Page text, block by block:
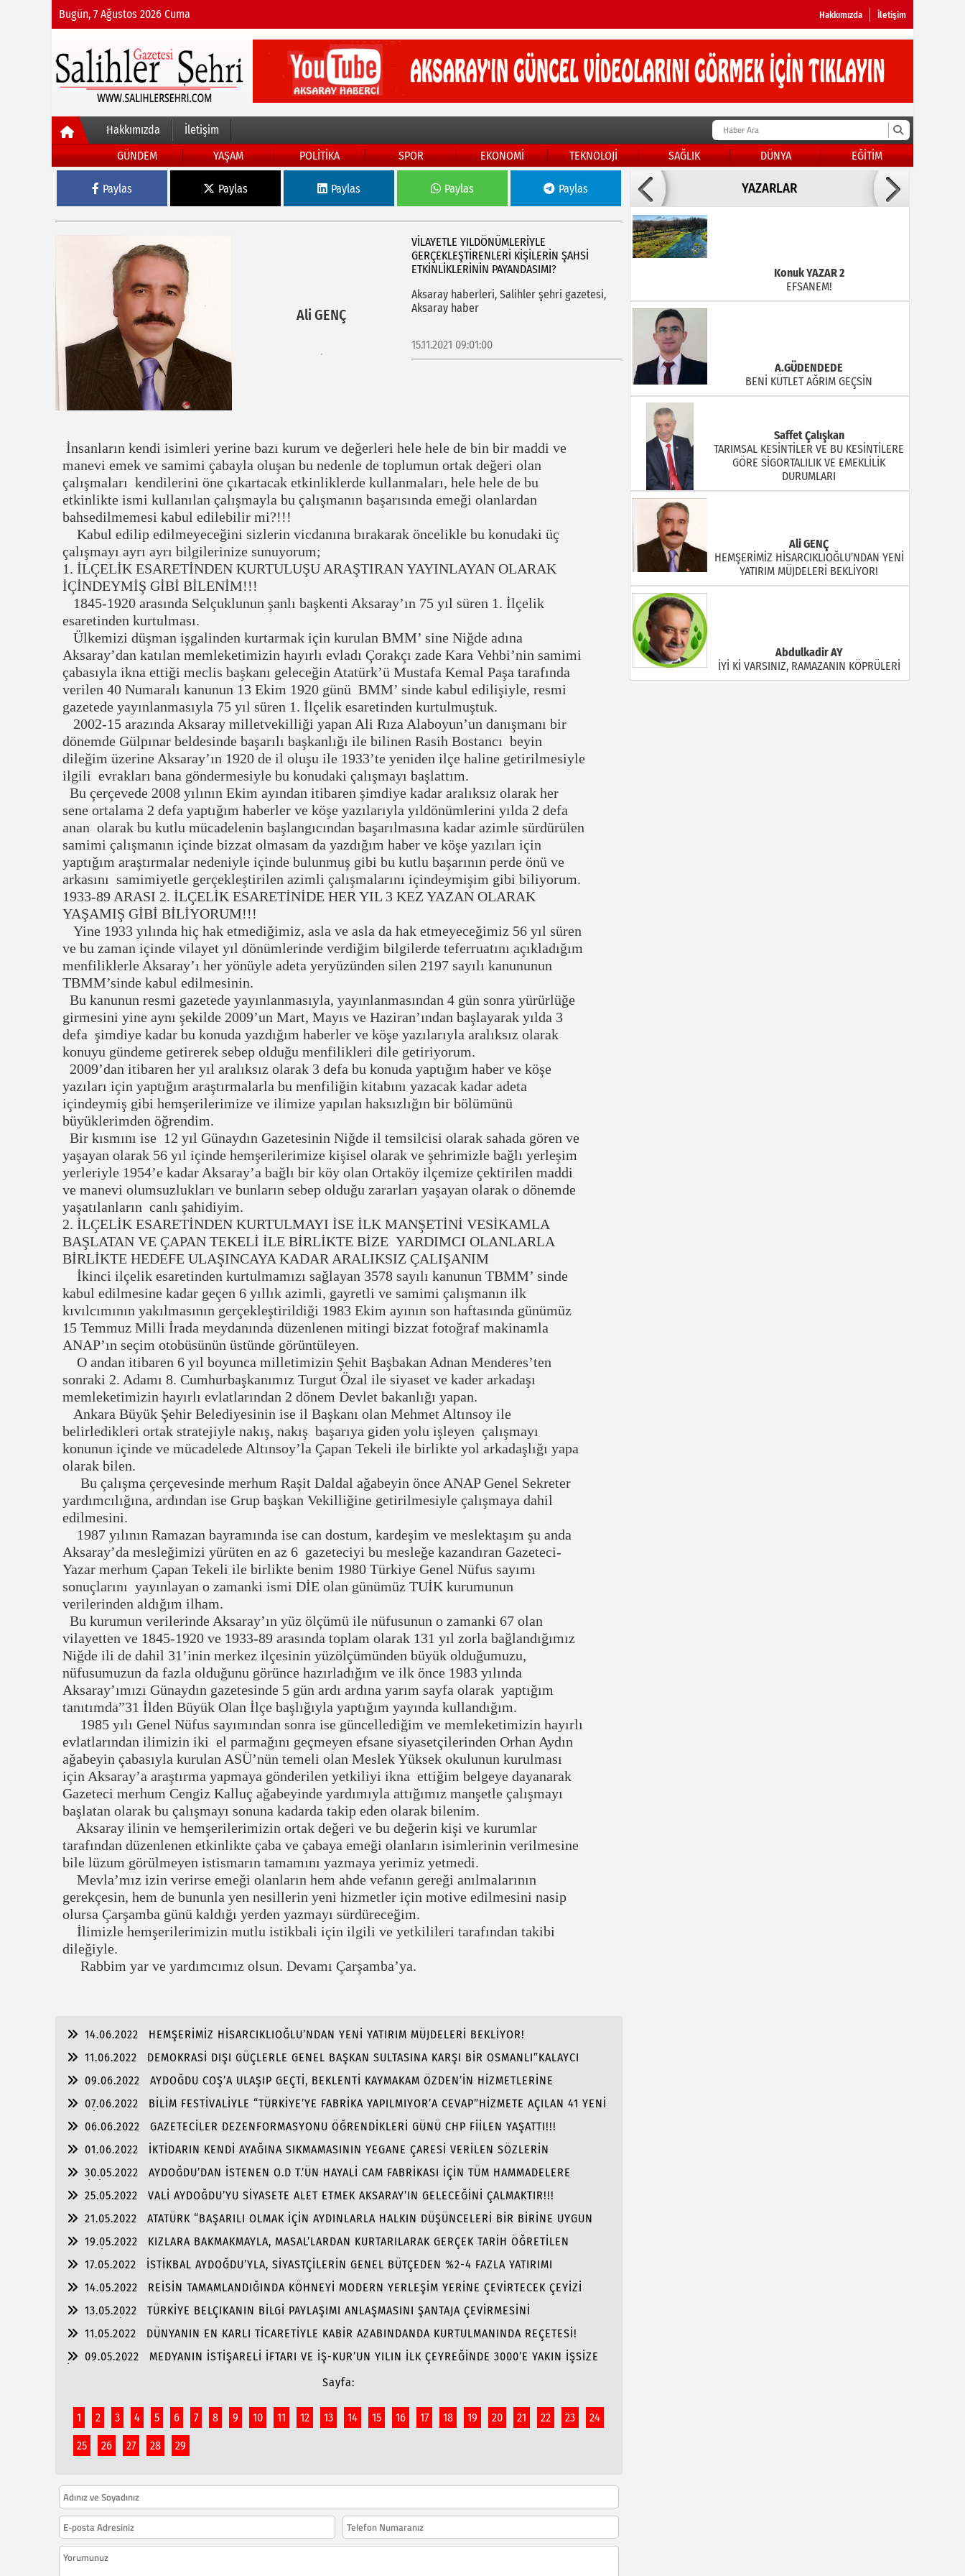
Bugün, 7 Ağustos 2026 Cuma Hakkımızda İletişim
Hakkımızda
İletişim
GÜNDEM
YAŞAM POLİTİKA SPOR EKONOMİ TEKNOLOJİ SAĞLIK DÜNYA EĞİTİM
Paylas Paylas Paylas Paylas Paylas
Ali GENÇ
VİLAYETLE YILDÖNÜMLERİYLE
GERÇEKLEŞTİRENLERİ KİŞİLERİN ŞAHSİ
ETKİNLİKLERİNİN PAYANDASIMI?
Aksaray haberleri, Salihler şehri gazetesi,
Aksaray haber
15.11.2021 09:01:00
İnsanların kendi isimleri yerine bazı kurum ve değerleri hele hele de bin bir maddi ve
manevi emek ve samimi çabayla oluşan bu nedenle de toplumun ortak değeri olan
çalışmaları kendilerini öne çıkartacak etkinliklerde kullanmaları, hele hele de bu
etkinlikte ismi kullanılan çalışmayla bu çalışmanın başarısında emeği olanlardan
bahsedilmemesi kabul edilebilir mi?!!!
Kabul edilip edilmeyeceğini sizlerin vicdanına bırakarak öncelikle bu konudaki üç
çalışmayı ayrı ayrı bilgilerinize sunuyorum;
1. İLÇELİK ESARETİNDEN KURTULUŞU ARAŞTIRAN YAYINLAYAN OLARAK
İÇİNDEYMİŞ GİBİ BİLENİM!!!
1845-1920 arasında Selçuklunun şanlı başkenti Aksaray’ın 75 yıl süren 1. İlçelik
esaretinden kurtulması.
Ülkemizi düşman işgalinden kurtarmak için kurulan BMM’ sine Niğde adına
Aksaray’dan katılan memleketimizin hayırlı evladı Çorakçı zade Kara Vehbi’nin samimi
çabasıyla ikna ettiği meclis başkanı geleceğin Atatürk’ü Mustafa Kemal Paşa tarafında
verilen 40 Numaralı kanunun 13 Ekim 1920 günü BMM’ sinde kabul edilişiyle, resmi
gazetede yayınlanmasıyla 75 yıl süren 1. İlçelik esaretinden kurtulmuştuk.
2002-15 arazında Aksaray milletvekilliği yapan Ali Rıza Alaboyun’un danışmanı bir
dönemde Gülpınar beldesinde başarılı başkanlığı ile bilinen Rasih Bostancı beyin
dileğim üzerine Aksaray’ın 1920 de il oluşu ile 1933’te yeniden ilçe haline getirilmesiyle
ilgili evrakları bana göndermesiyle bu konudaki çalışmayı başlattım.
Bu çerçevede 2008 yılının Ekim ayından itibaren şimdiye kadar aralıksız olarak her
sene ortalama 2 defa yaptığım haberler ve köşe yazılarıyla yıldönümlerini yılda 2 defa
anan olarak bu kutlu mücadelenin başlangıcından başarılmasına kadar azimle sürdürülen
samimi çalışmanın içinde bizzat olmasam da yazdığım haber ve köşe yazıları için
yaptığım araştırmalar nedeniyle içinde bulunmuş gibi bu kutlu başarının perde önü ve
arkasını samimiyetle gerçekleştirilen azimli çalışmalarını içindeymişim gibi biliyorum.
1933-89 ARASI 2. İLÇELİK ESARETİNİDE HER YIL 3 KEZ YAZAN OLARAK
YAŞAMIŞ GİBİ BİLİYORUM!!!
Yine 1933 yılında hiç hak etmediğimiz, asla ve asla da hak etmeyeceğimiz 56 yıl süren
ve bu zaman içinde vilayet yıl dönümlerinde verdiğim bilgilerde teferruatını açıkladığım
menfiliklerle Aksaray’ı her yönüyle adeta yeryüzünden silen 2197 sayılı kanununun
TBMM’sinde kabul edilmesinin.
Bu kanunun resmi gazetede yayınlanmasıyla, yayınlanmasından 4 gün sonra yürürlüğe
girmesini yine aynı şekilde 2009’un Mart, Mayıs ve Haziran’ından başlayarak yılda 3
defa şimdiye kadar bu konuda yazdığım haberler ve köşe yazılarıyla aralıksız olarak
konuyu gündeme getirerek sebep olduğu menfilikleri dile getiriyorum.
2009’dan itibaren her yıl aralıksız olarak 3 defa bu konuda yaptığım haber ve köşe
yazıları için yaptığım araştırmalarla bu menfiliğin kitabını yazacak kadar adeta
içindeymiş gibi hemşerilerimize ve ilimize yapılan haksızlığın bir bölümünü
büyüklerimden öğrendim.
Bir kısmını ise 12 yıl Günaydın Gazetesinin Niğde il temsilcisi olarak sahada gören ve
yaşayan olarak 56 yıl içinde hemşerilerimize kişisel olarak ve şehrimizle bağlı yerleşim
yerleriyle 1954’e kadar Aksaray’a bağlı bir köy olan Ortaköy ilçemize çektirilen maddi
ve manevi olumsuzlukları ve bunların sebep olduğu zararları yaşayan olarak o dönemde
yaşatılanların canlı şahidiyim.
2. İLÇELİK ESARETİNDEN KURTULMAYI İSE İLK MANŞETİNİ VESİKAMLA
BAŞLATAN VE ÇAPAN TEKELİ İLE BİRLİKTE BİZE YARDIMCI OLANLARLA
BİRLİKTE HEDEFE ULAŞINCAYA KADAR ARALIKSIZ ÇALIŞANIM
İkinci ilçelik esaretinden kurtulmamızı sağlayan 3578 sayılı kanunun TBMM’ sinde
kabul edilmesine kadar geçen 6 yıllık azimli, gayretli ve samimi çalışmanın ilk
kıvılcımının yakılmasının gerçekleştirildiği 1983 Ekim ayının son haftasında günümüz
15 Temmuz Milli İrada meydanında düzenlenen mitingi bizzat fotoğraf makinamla
ANAP’ın seçim otobüsünün üstünde görüntüleyen.
O andan itibaren 6 yıl boyunca milletimizin Şehit Başbakan Adnan Menderes’ten
sonraki 2. Adamı 8. Cumhurbaşkanımız Turgut Özal ile siyaset ve kader arkadaşı
memleketimizin hayırlı evlatlarından 2 dönem Devlet bakanlığı yapan.
Ankara Büyük Şehir Belediyesinin ise il Başkanı olan Mehmet Altınsoy ile
belirledikleri ortak stratejiyle nakış, nakış başarıya giden yolu işleyen çalışmayı
konunun içinde ve mücadelede Altınsoy’la Çapan Tekeli ile birlikte yol arkadaşlığı yapa
olarak bilen.
Bu çalışma çerçevesinde merhum Raşit Daldal ağabeyin önce ANAP Genel Sekreter
yardımcılığına, ardından ise Grup başkan Vekilliğine getirilmesiyle çalışmaya dahil
edilmesini.
1987 yılının Ramazan bayramında ise can dostum, kardeşim ve meslektaşım şu anda
Aksaray’da mesleğimizi yürüten en az 6 gazeteciyi bu mesleğe kazandıran Gazeteci-
Yazar merhum Çapan Tekeli ile birlikte benim 1980 Türkiye Genel Nüfus sayımı
sonuçlarını yayınlayan o zamanki ismi DİE olan günümüz TUİK kurumunun
verilerinden aldığım ilham.
Bu kurumun verilerinde Aksaray’ın yüz ölçümü ile nüfusunun o zamanki 67 olan
vilayetten ve 1845-1920 ve 1933-89 arasında toplam olarak 131 yıl zorla bağlandığımız
Niğde ili de dahil 31’inin merkez ilçesinin yüzölçümünden büyük olduğumuzu,
nüfusumuzun da fazla olduğunu görünce hazırladığım ve ilk önce 1983 yılında
Aksaray’ımızı Günaydın gazetesinde 5 gün ardı ardına yarım sayfa olarak yaptığım
tanıtımda”31 İlden Büyük Olan İlçe başlığıyla yaptığım yayında kullandığım.
1985 yılı Genel Nüfus sayımından sonra ise güncellediğim ve memleketimizin hayırlı
evlatlarından ilimizin iki el parmağını geçmeyen efsane siyasetçilerinden Orhan Aydın
ağabeyin çabasıyla kurulan ASÜ’nün temeli olan Meslek Yüksek okulunun kurulması
için Aksaray’a araştırma yapmaya gönderilen yetkiliyi ikna ettiğim belgeye dayanarak
Gazeteci merhum Cengiz Kalluç ağabeyinde yardımıyla attığımız manşetle çalışmayı
başlatan olarak bu çalışmayı sonuna kadarda takip eden olarak bilenim.
Aksaray ilinin ve hemşerilerimizin ortak değeri ve bu değerin kişi ve kurumlar
tarafından düzenlenen etkinlikte çaba ve çabaya emeği olanların isimlerinin verilmesine
bile lüzum görülmeyen istismarın tamamını yazmaya yerimiz yetmedi.
Mevla’mız izin verirse emeği olanların hem ahde vefanın gereği anılmalarının
gerekçesin, hem de bununla yen nesillerin yeni hizmetler için motive edilmesini nasip
olursa Çarşamba günü kaldığı yerden yazmayı sürdüreceğim.
İlimizle hemşerilerimizin mutlu istikbali için ilgili ve yetkilileri tarafından takibi
dileğiyle.
Rabbim yar ve yardımcımız olsun. Devamı Çarşamba’ya.
14.06.2022
HEMŞERİMİZ HİSARCIKLIOĞLU’NDAN YENİ YATIRIM MÜJDELERİ BEKLİYOR!
11.06.2022
DEMOKRASİ DIŞI GÜÇLERLE GENEL BAŞKAN SULTASINA KARŞI BİR OSMANLI”KALAYCI
09.06.2022
AYDOĞDU COŞ’A ULAŞIP GEÇTİ, BEKLENTİ KAYMAKAM ÖZDEN’İN HİZMETLERİNE
07.06.2022
BİLİM FESTİVALİYLE “TÜRKİYE’YE FABRİKA YAPILMIYOR’A CEVAP”HİZMETE AÇILAN 41 YENİ
06.06.2022
GAZETECİLER DEZENFORMASYONU ÖĞRENDİKLERİ GÜNÜ CHP FİİLEN YAŞATTI!!!
01.06.2022
İKTİDARIN KENDİ AYAĞINA SIKMAMASININ YEGANE ÇARESİ VERİLEN SÖZLERİN
30.05.2022
AYDOĞDU’DAN İSTENEN O.D T.’ÜN HAYALİ CAM FABRİKASI İÇİN TÜM HAMMADELERE
25.05.2022
VALİ AYDOĞDU’YU SİYASETE ALET ETMEK AKSARAY’IN GELECEĞİNİ ÇALMAKTIR!!!
21.05.2022
ATATÜRK “BAŞARILI OLMAK İÇİN AYDINLARLA HALKIN DÜŞÜNCELERİ BİR BİRİNE UYGUN
19.05.2022
KIZLARA BAKMAKMAYLA, MASAL’LARDAN KURTARILARAK GERÇEK TARİH ÖĞRETİLEN
17.05.2022
İSTİKBAL AYDOĞDU’YLA, SİYASTÇİLERİN GENEL BÜTÇEDEN %2-4 FAZLA YATIRIMI
14.05.2022
REİSİN TAMAMLANDIĞINDA KÖHNEYİ MODERN YERLEŞİM YERİNE ÇEVİRTECEK ÇEYİZİ
13.05.2022
TÜRKİYE BELÇIKANIN BİLGİ PAYLAŞIMI ANLAŞMASINI ŞANTAJA ÇEVİRMESİNİ
11.05.2022
DÜNYANIN EN KARLI TİCARETİYLE KABİR AZABINDANDA KURTULMANINDA REÇETESİ!
09.05.2022
MEDYANIN İSTİŞARELİ İFTARI VE İŞ-KUR’UN YILIN İLK ÇEYREĞİNDE 3000’E YAKIN İŞSİZE
Sayfa:
1 2 3 4 5 6 7 8 9 10 11 12 13 14 15 16 17 18 19 20 21 22 23 24
25 26 27 28 29
YAZARLAR
KADER DİYEMEZSİN SEN KENDİN ETTİN
Konuk YAZAR 2
EFSANEM!
A.GÜDENDEDE
BENİ KÜTLET AĞRIM GEÇSİN
Saffet Çalışkan
TARIMSAL KESİNTİLER VE BU KESİNTİLERE
GÖRE SİGORTALILIK VE EMEKLİLİK
DURUMLARI
Ali GENÇ
HEMŞERİMİZ HİSARCIKLIOĞLU’NDAN YENİ
YATIRIM MÜJDELERİ BEKLİYOR!
Abdulkadir AY
İYİ Kİ VARSINIZ, RAMAZANIN KÖPRÜLERİ